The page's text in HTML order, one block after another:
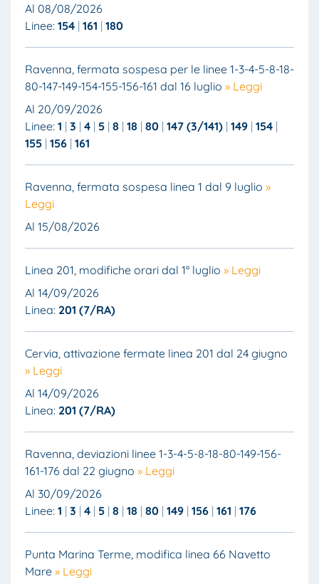
Al 08/08/2026
Linee: 154 161 180
Ravenna, fermata sospesa per le linee 1-3-4-5-8-18-
80-147-149-154-155-156-161 dal 16 luglio » Leggi
Al 20/09/2026
Linee: 1 3 4 5 8 18 80 147 (3/141) 149 154
155 156 161
Ravenna, fermata sospesa linea 1 dal 9 luglio »
Leggi
Al 15/08/2026
Linea 201, modifiche orari dal 1° luglio » Leggi
Al 14/09/2026
Linea: 201 (7/RA)
Cervia, attivazione fermate linea 201 dal 24 giugno
» Leggi
Al 14/09/2026
Linea: 201 (7/RA)
Ravenna, deviazioni linee 1-3-4-5-8-18-80-149-156-
161-176 dal 22 giugno » Leggi
Al 30/09/2026
Linee: 1 3 4 5 8 18 80 149 156 161 176
Punta Marina Terme, modifica linea 66 Navetto
Mare » Leggi